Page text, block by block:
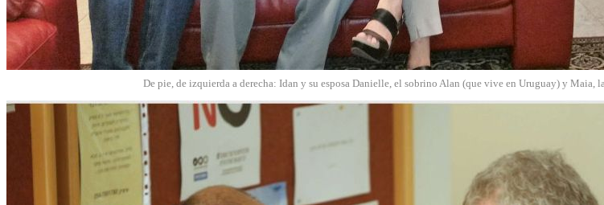
De pie, de izquierda a derecha: Idan y su esposa Danielle, el sobrino Alan (que vive en Uruguay) y